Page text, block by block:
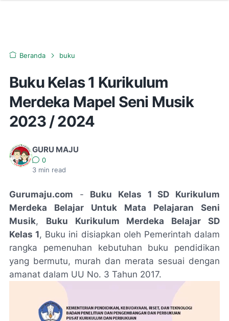
Beranda buku
Buku Kelas 1 Kurikulum
Merdeka Mapel Seni Musik
2023 / 2024
GURU MAJU
0
3 min read
Gurumaju.com - Buku Kelas 1 SD Kurikulum
Merdeka Belajar Untuk Mata Pelajaran Seni
Musik, Buku Kurikulum Merdeka Belajar SD
Kelas 1, Buku ini disiapkan oleh Pemerintah dalam
rangka pemenuhan kebutuhan buku pendidikan
yang bermutu, murah dan merata sesuai dengan
amanat dalam UU No. 3 Tahun 2017.